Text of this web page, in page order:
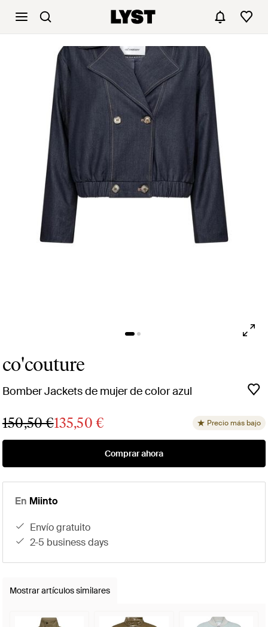
co'couture
Bomber Jackets de mujer de color azul
150,50 €135,50 € Precio más bajo
Comprar ahora
En Miinto
envío gratuito
2-5 business days
Mostrar artículos similares